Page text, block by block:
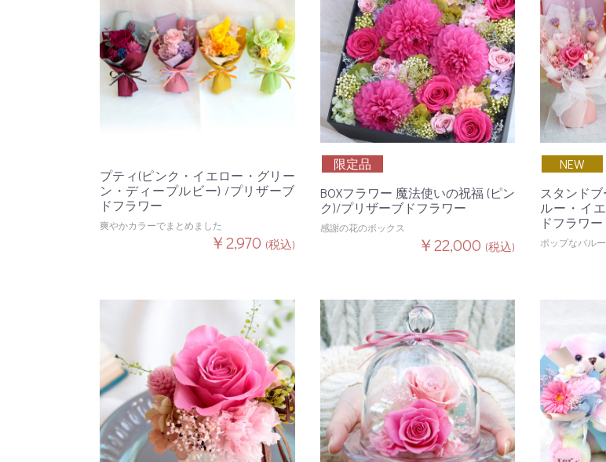
プティ(ピンク・イエロー・グリー
ン・ディープルビー) /プリザーブ
ドフラワー
爽やかカラーでまとめました
￥2,970 (税込)
限定品
BOXフラワー 魔法使いの祝福 (ピン
ク)/プリザーブドフラワー
感謝の花のボックス
￥22,000 (税込)
NEW
スタンドブ
ルー・イ
ドフラワー
ポップなバル